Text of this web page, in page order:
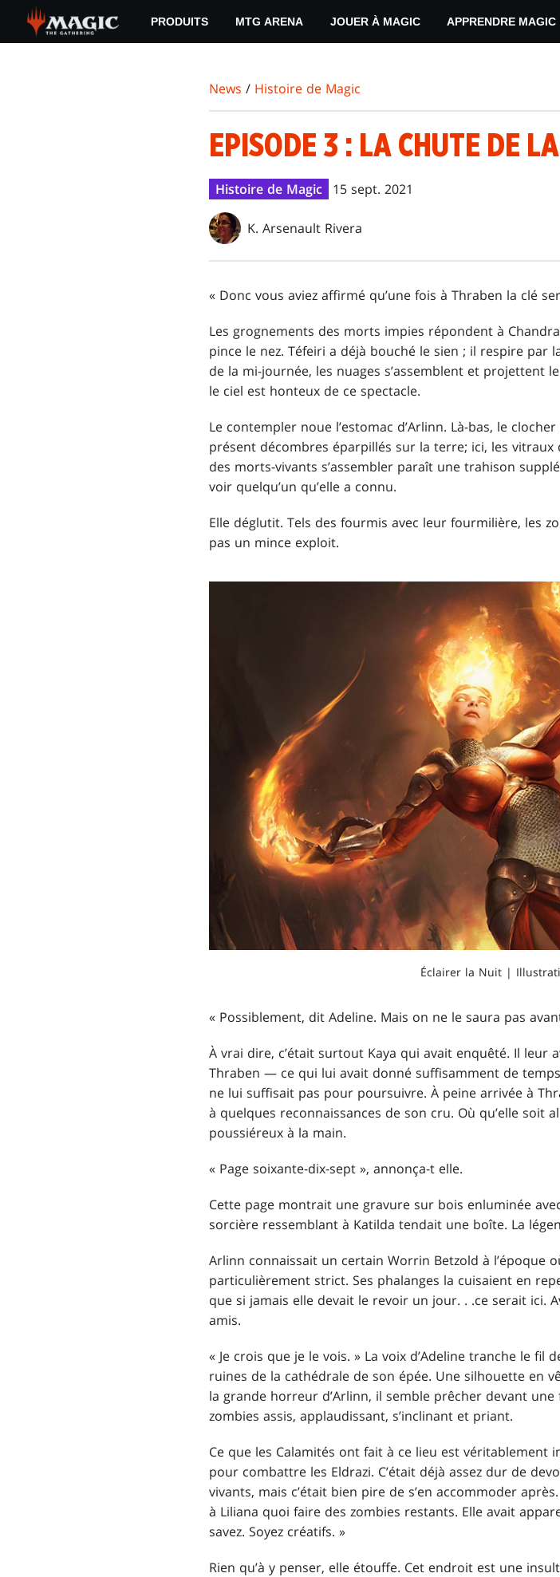
main
PRODUITS MTG ARENA JOUER À MAGIC APPRENDRE MAGIC
News / Histoire de Magic
EPISODE 3 : LA CHUTE DE
Histoire de Magic 15 sept. 2021
K. Arsenault Rivera
« Donc vous aviez affirmé qu’une fois à Thraben la clé
Les grognements des morts impies répondent à
pince le nez. Téfeiri a déjà bouché le sien ; il respire par
de la mi-journée, les nuages s’assemblent et projettent
le ciel est honteux de ce spectacle.
Le contempler noue l’estomac d’Arlinn. Là-bas, le
présent décombres éparpillés sur la terre; ici, les vitraux
des morts-vivants s’assembler paraît une trahison
voir quelqu’un qu’elle a connu.
Elle déglutit. Tels des fourmis avec leur fourmilière, les
pas un mince exploit.
Éclairer la Nuit |
« Possiblement, dit Adeline. Mais on ne le saura pas
À vrai dire, c’était surtout Kaya qui avait enquêté. Il leur
Thraben — ce qui lui avait donné suffisamment de
ne lui suffisait pas pour poursuivre. À peine arrivée à
à quelques reconnaissances de son cru. Où qu’elle soit
poussiéreux à la main.
« Page soixante-dix-sept », annonça-t elle.
Cette page montrait une gravure sur bois enluminée
sorcière ressemblant à Katilda tendait une boîte. La
Arlinn connaissait un certain Worrin Betzold à l’époque
particulièrement strict. Ses phalanges la cuisaient en
que si jamais elle devait le revoir un jour. . .ce serait ici.
amis.
« Je crois que je le vois. » La voix d’Adeline tranche le fil
ruines de la cathédrale de son épée. Une silhouette en
la grande horreur d’Arlinn, il semble prêcher devant
zombies assis, applaudissant, s’inclinant et priant.
Ce que les Calamités ont fait à ce lieu est véritablement
pour combattre les Eldrazi. C’était déjà assez dur de
vivants, mais c’était bien pire de s’en accommoder
à Liliana quoi faire des zombies restants. Elle avait
savez. Soyez créatifs. »
Rien qu’à y penser, elle étouffe. Cet endroit est une